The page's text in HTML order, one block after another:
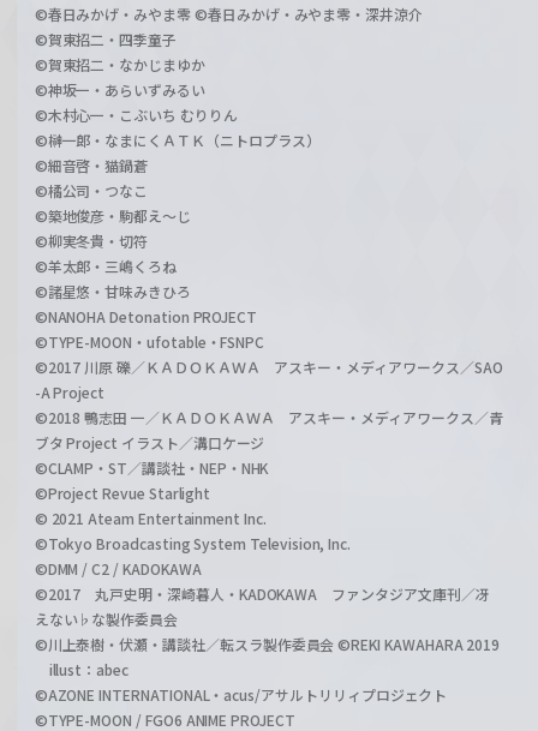
©春日みかげ・みやま零 ©春日みかげ・みやま零・深井涼介
©賀東招二・四季童子
©賀東招二・なかじまゆか
©神坂一・あらいずみるい
©木村心一・こぶいち むりりん
©榊一郎・なまにくＡＴＫ（ニトロプラス）
©細音啓・猫鍋蒼
©橘公司・つなこ
©築地俊彦・駒都え～じ
©柳実冬貴・切符
©羊太郎・三嶋くろね
©諸星悠・甘味みきひろ
©NANOHA Detonation PROJECT
©TYPE-MOON・ufotable・FSNPC
©2017 川原 礫／ＫＡＤＯＫＡＷＡ アスキー・メディアワークス／SAO
-A Project
©2018 鴨志田 一／ＫＡＤＯＫＡＷＡ アスキー・メディアワークス／青
ブタ Project イラスト／溝口ケージ
©CLAMP・ST／講談社・NEP・NHK
©Project Revue Starlight
© 2021 Ateam Entertainment Inc.
©Tokyo Broadcasting System Television, Inc.
©DMM / C2 / KADOKAWA
©2017 丸戸史明・深崎暮人・KADOKAWA ファンタジア文庫刊／冴
えない♭な製作委員会
©川上泰樹・伏瀬・講談社／転スラ製作委員会 ©REKI KAWAHARA 2019
illust：abec
©AZONE INTERNATIONAL・acus/アサルトリリィプロジェクト
©TYPE-MOON / FGO6 ANIME PROJECT